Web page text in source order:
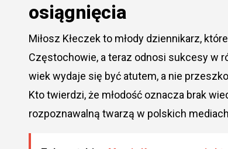
osiągnięcia
Miłosz Kłeczek to młody dziennikarz,
Częstochowie, a teraz odnosi sukcesy w
wiek wydaje się być atutem, a nie
Kto twierdzi, że młodość oznacza brak
rozpoznawalną twarzą w polskich